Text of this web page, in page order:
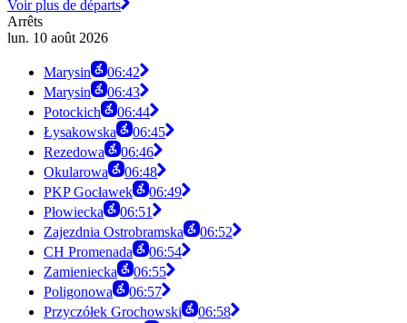
Voir plus de départs
Arrêts
lun. 10 août 2026
Marysin
06:42
Marysin
06:43
Potockich
06:44
Łysakowska
06:45
Rezedowa
06:46
Okularowa
06:48
PKP Gocławek
06:49
Płowiecka
06:51
Zajezdnia Ostrobramska
06:52
CH Promenada
06:54
Zamieniecka
06:55
Poligonowa
06:57
Przyczółek Grochowski
06:58